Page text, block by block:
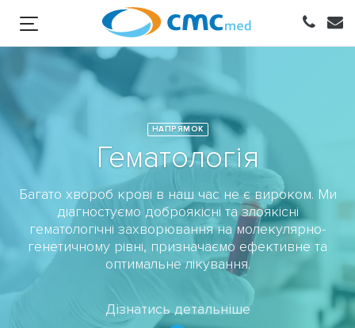
НАПРЯМОК
Гематологія
Багато хвороб крові в наш час не є вироком. Ми
діагностуємо доброякісні та злоякісні
гематологічні захворювання на молекулярно-
генетичному рівні, призначаємо ефективне та
оптимальне лікування.
Дізнатись детальніше